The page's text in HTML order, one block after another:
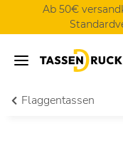
Ab 50€
Flaggentassen